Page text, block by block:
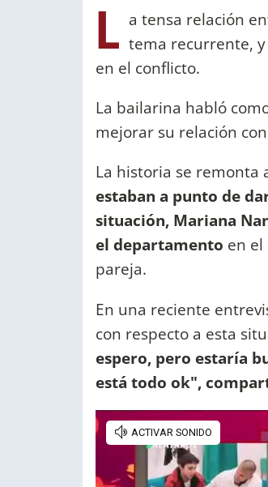
L a tensa relación
tema recurrente,
en el conflicto.
La bailarina habló
mejorar su relación
La historia se remonta
estaban a punto de
situación, Mariana
el departamento en
pareja.
En una reciente
con respecto a esta
espero, pero estaría
está todo ok",